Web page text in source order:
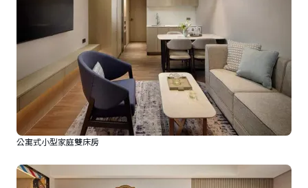
公寓式小型家庭雙床房